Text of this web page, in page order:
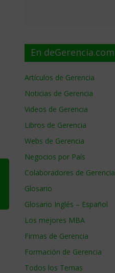
En deGerencia.com
Artículos de Gerencia
Noticias de Gerencia
Videos de Gerencia
Libros de Gerencia
Webs de Gerencia
Negocios por País
Colaboradores de Gerencia
Glosario
Glosario Inglés – Español
Los mejores MBA
Firmas de Gerencia
Formación de Gerencia
Todos los Temas